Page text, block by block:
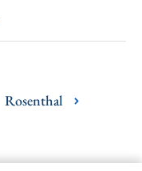
Rosenthal